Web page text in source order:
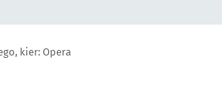
kier: Opera